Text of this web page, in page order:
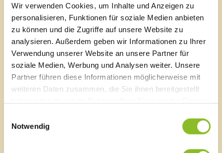
Wir verwenden Cookies, um Inhalte und Anzeigen zu
personalisieren, Funktionen für soziale Medien anbieten
zu können und die Zugriffe auf unsere Website zu
analysieren. Außerdem geben wir Informationen zu Ihrer
Verwendung unserer Website an unsere Partner für
soziale Medien, Werbung und Analysen weiter. Unsere
Partner führen diese Informationen möglicherweise mit
weiteren Daten zusammen, die Sie ihnen bereitgestellt
Notwendig
Sägenplatz 1
A-6820 Frastanz, Österreich
Lageplan
T0043 5522 51534-0
F 0043 5522 51534-6
E-Mail an das Gemeindeamt
Schnellzugriff
Veröffentlichungsportal
Blackout